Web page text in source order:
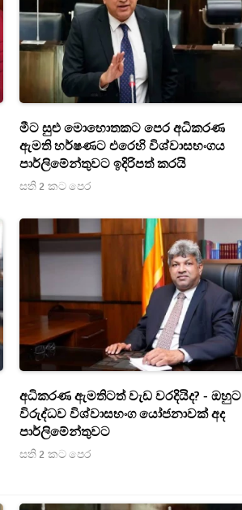
මීට සුළු මොහොතකට පෙර අධිකරණ
ඇමති හර්ෂණට එරෙහි විශ්වාසභංගය
පාර්ලිමේන්තුවට ඉදිරිපත් කරයි
සති 2 කට පෙර
අධිකරණ ඇමතිටත් වැඩ වරදියිද? - ඔහුට
විරුද්ධව විශ්වාසභංග යෝජනාවක් අද
පාර්ලිමේන්තුවට
සති 2 කට පෙර